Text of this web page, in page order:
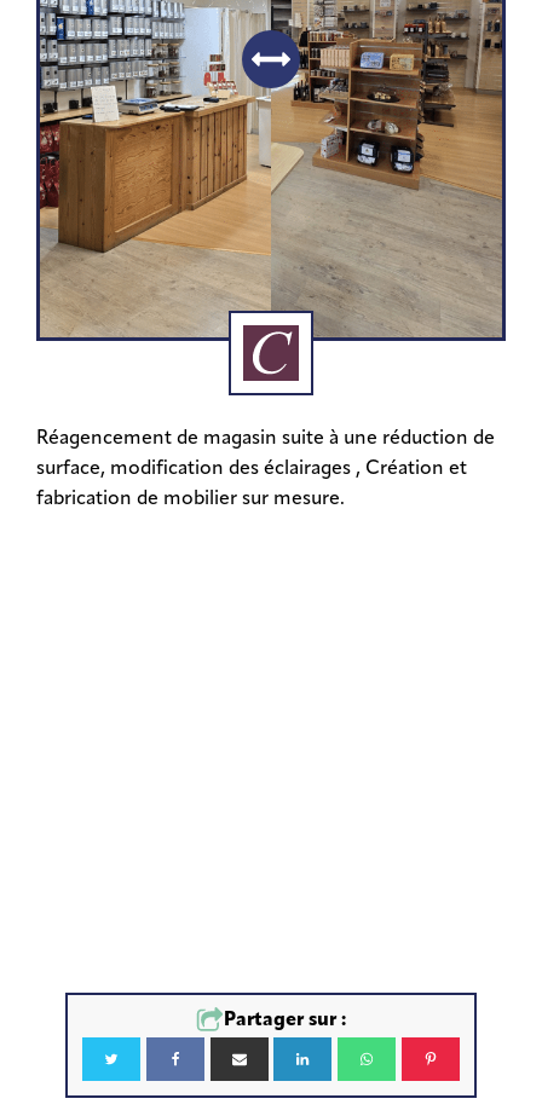
Réagencement de magasin suite à une réduction de
surface, modification des éclairages , Création et
fabrication de mobilier sur mesure.
Partager sur :